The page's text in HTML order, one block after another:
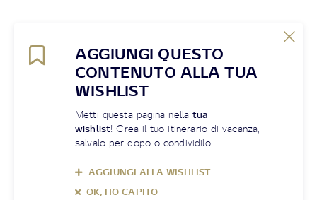
AGGIUNGI QUESTO
CONTENUTO ALLA TUA
WISHLIST
Metti questa pagina nellatua
wishlist! Crea il tuo itinerario di vacanza,
salvalo per dopo o condividilo.
AGGIUNGI ALLA WISHLIST
OK, HO CAPITO